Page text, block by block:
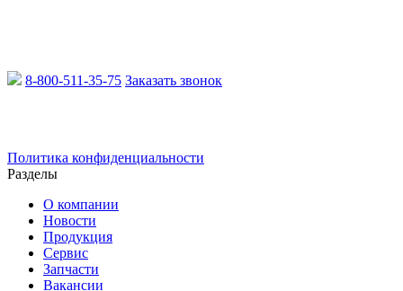
8-800-511-35-75 Заказать звонок
Политика конфиденциальности
Разделы
О компании
Новости
Продукция
Сервис
Запчасти
Вакансии